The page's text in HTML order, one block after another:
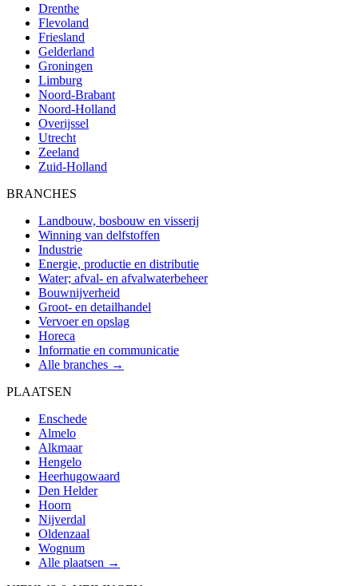
Drenthe
Flevoland
Friesland
Gelderland
Groningen
Limburg
Noord-Brabant
Noord-Holland
Overijssel
Utrecht
Zeeland
Zuid-Holland
BRANCHES
Landbouw, bosbouw en visserij
Winning van delfstoffen
Industrie
Energie, productie en distributie
Water; afval- en afvalwaterbeheer
Bouwnijverheid
Groot- en detailhandel
Vervoer en opslag
Horeca
Informatie en communicatie
Alle branches →
PLAATSEN
Enschede
Almelo
Alkmaar
Hengelo
Heerhugowaard
Den Helder
Hoorn
Nijverdal
Oldenzaal
Wognum
Alle plaatsen →